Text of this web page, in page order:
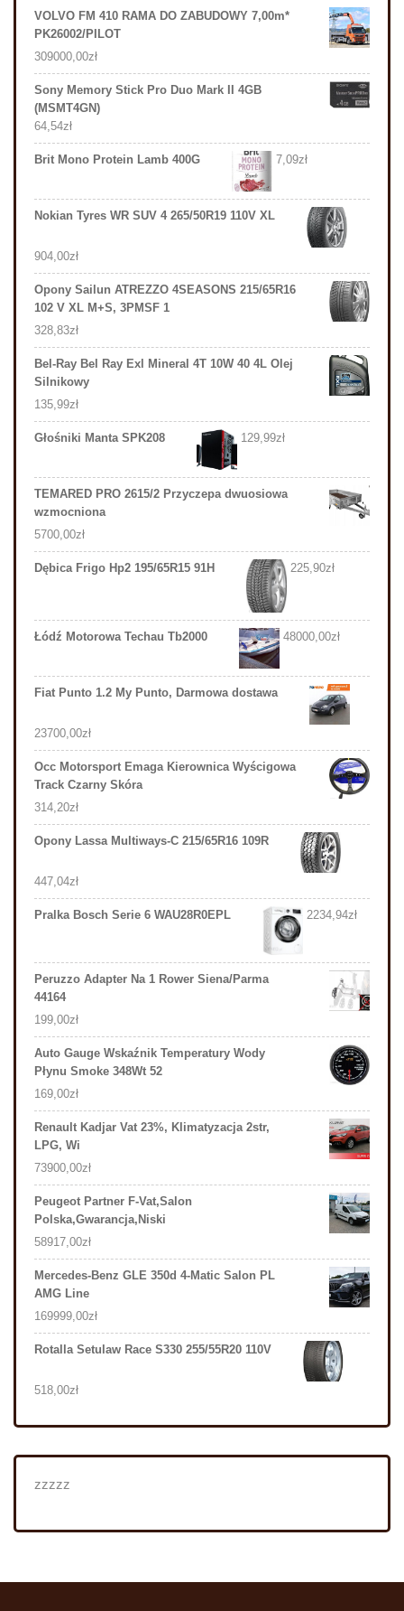
VOLVO FM 410 RAMA DO ZABUDOWY 7,00m*
PK26002/PILOT
309000,00zł
Sony Memory Stick Pro Duo Mark II 4GB
(MSMT4GN)
64,54zł
Brit Mono Protein Lamb 400G 7,09zł
Nokian Tyres WR SUV 4 265/50R19 110V XL
904,00zł
Opony Sailun ATREZZO 4SEASONS 215/65R16
102 V XL M+S, 3PMSF 1
328,83zł
Bel-Ray Bel Ray Exl Mineral 4T 10W 40 4L Olej
Silnikowy
135,99zł
Głośniki Manta SPK208 129,99zł
TEMARED PRO 2615/2 Przyczepa dwuosiowa
wzmocniona
5700,00zł
Dębica Frigo Hp2 195/65R15 91H 225,90zł
Łódź Motorowa Techau Tb2000 48000,00zł
Fiat Punto 1.2 My Punto, Darmowa dostawa
23700,00zł
Occ Motorsport Emaga Kierownica Wyścigowa
Track Czarny Skóra
314,20zł
Opony Lassa Multiways-C 215/65R16 109R
447,04zł
Pralka Bosch Serie 6 WAU28R0EPL 2234,94zł
Peruzzo Adapter Na 1 Rower Siena/Parma
44164
199,00zł
Auto Gauge Wskaźnik Temperatury Wody
Płynu Smoke 348Wt 52
169,00zł
Renault Kadjar Vat 23%, Klimatyzacja 2str,
LPG, Wi
73900,00zł
Peugeot Partner F-Vat,Salon
Polska,Gwarancja,Niski
58917,00zł
Mercedes-Benz GLE 350d 4-Matic Salon PL
AMG Line
169999,00zł
Rotalla Setulaw Race S330 255/55R20 110V
518,00zł
zzzzz